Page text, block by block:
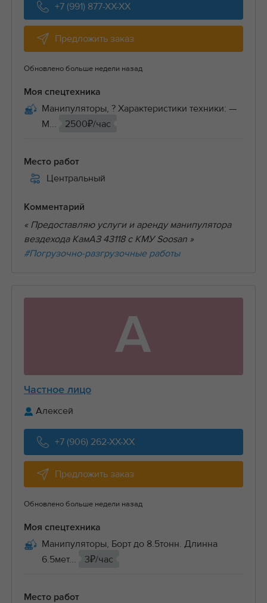
+7 (991) 877-XX-XX
Предложить заказ
Обновлено больше недели назад
Моя спецтехника
Манипуляторы, ? Характеристики техники: —
М...
2500₽/час
Место работ
Центральный
Комментарий
« Предоставляю услуги и аренду манипулятора
вездехода КамАЗ 43118 с КМУ Soosan »
#Погрузочно-разгрузочные работы
А
Частное лицо
Алексей
+7 (906) 262-XX-XX
Предложить заказ
Обновлено больше недели назад
Моя спецтехника
Манипуляторы, Борт до 8.5тонн. Длинна
6.5мет...
3₽/час
Место работ